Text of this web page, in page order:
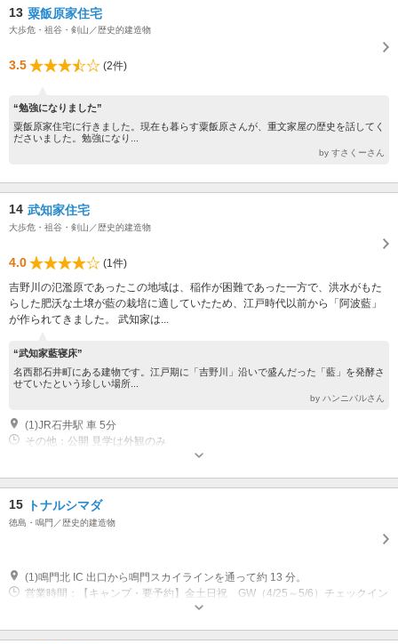
13 粟飯原家住宅
大歩危・祖谷・剣山／歴史的建造物
3.5 (2件)
“勉強になりました”
粟飯原家住宅に行きました。現在も暮らす粟飯原さんが、重文家屋の歴史を話してく
ださいました。勉強になり...
by すさくーさん
14 武知家住宅
大歩危・祖谷・剣山／歴史的建造物
4.0
(1件)
吉野川の氾濫原であったこの地域は、稲作が困難であった一方で、洪水がもた
らした肥沃な土壌が藍の栽培に適していたため、江戸時代以前から「阿波藍」
が作られてきました。 武知家は...
“武知家藍寝床”
名西郡石井町にある建物です。江戸期に「吉野川」沿いで盛んだった「藍」を発酵さ
せていたという珍しい場所...
by ハンニバルさん
(1)JR石井駅 車 5分
その他：公開 見学は外観のみ
15 トナルシマダ
徳島・鳴門／歴史的建造物
(1)鳴門北 IC 出口から鳴門スカイラインを通って約 13 分。
営業時間：【キャンプ・要予約】金土日祝 GW（4/25～5/6）チェックイン
14時～17時 チェックアウト8時～11時